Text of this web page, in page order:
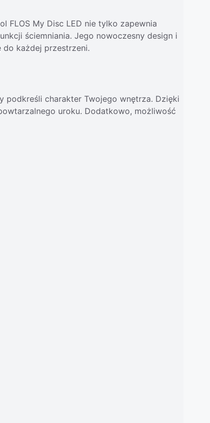
FLOS My Disc LED nie tylko zapewnia
ściemniania. Jego nowoczesny design i
każdej przestrzeni.
podkreśli charakter Twojego wnętrza. Dzięki
uroku. Dodatkowo, możliwość